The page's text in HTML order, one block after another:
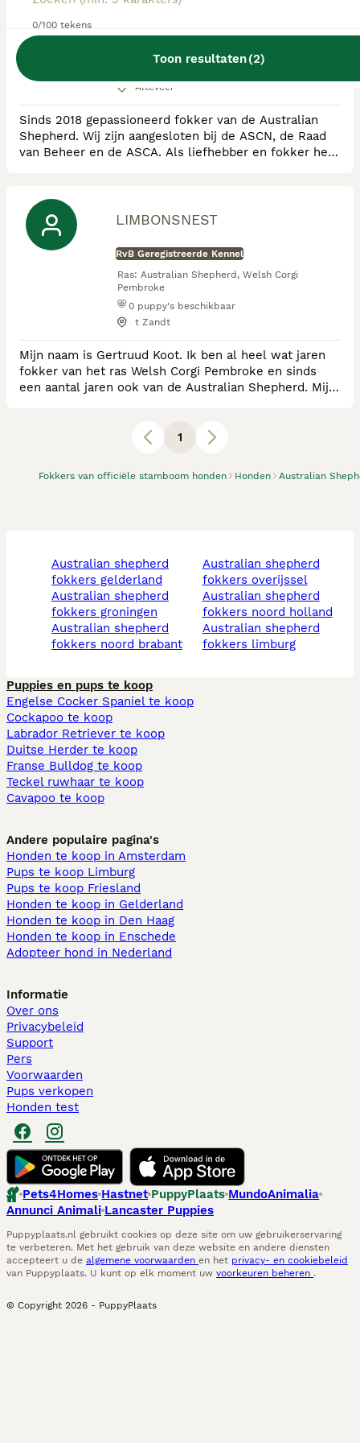
0/100 tekens
Toon resultaten(2)
Fokkers van officiële stamboom honden Honden Australian
Australian Shepherd
Alteveer
Sinds 2018 gepassioneerd fokker van de Australian
Shepherd. Wij zijn aangesloten bij de ASCN, de Raad
van Beheer en de ASCA. Als liefhebber en fokker heb
Basis cursus fokken en houden van honden ( Raad van
Beheer) * Voortgezette Kynologische kennis ( Raad
van Beheer) * Exterieur en Beweging ( Raad
LIMBONSNEST
RvB Geregistreerde Kennel
Ras: Australian Shepherd, Welsh Corgi
Pembroke
0 puppy's beschikbaar
t Zandt
Mijn naam is Gertruud Koot. Ik ben al heel wat jaren
fokker van het ras Welsh Corgi Pembroke en sinds
een aantal jaren ook van de Australian Shepherd. Mijn
teven voldoen aan alle gezondheidseisen volgens de
www.limbonsn
1
australian shepherd
fokkers gelderland
australian shepherd
fokkers groningen
australian shepherd
fokkers noord brabant
australian shepherd
fokkers overijssel
australian shepherd
fokkers noord holland
australian shepherd
fokkers limburg
Puppies en pups te koop
Engelse Cocker Spaniel te koop
Cockapoo te koop
Labrador Retriever te koop
Duitse Herder te koop
Franse Bulldog te koop
Teckel ruwhaar te koop
Cavapoo te koop
Andere populaire pagina's
Honden te koop in Amsterdam
Pups te koop Limburg​
Pups te koop Friesland​
Honden te koop in Gelderland
Honden te koop in Den Haag
Honden te koop in Enschede
Adopteer hond in Nederland
Informatie
Over ons
Privacybeleid
Support
Pers
Voorwaarden
Pups verkopen
Honden test
Pets4Homes Hastnet PuppyPlaats MundoAnimalia
Annunci Animali Lancaster Puppies
Puppyplaats.nl gebruikt cookies op deze site om uw gebruikerservaring
te verbeteren. Met het gebruik van deze website en andere diensten
accepteert u de algemene voorwaarden en het privacy- en cookiebeleid
van Puppyplaats. U kunt op elk moment uw voorkeuren beheren .
© Copyright 2026 - PuppyPlaats